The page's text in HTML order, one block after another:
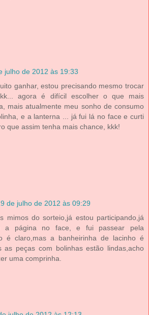
julho de 2012 às 19:33
ganhar, estou precisando mesmo trocar
agora é difícil escolher o que mais
mais atualmente meu sonho de consumo
e a lanterna ... já fui lá no face e curti
que assim tenha mais chance, kkk!
de julho de 2012 às 09:29
mimos do sorteio,já estou participando,já
a página no face, e fui passear pela
é claro,mas a banheirinha de lacinho é
as peças com bolinhas estão lindas,acho
uma comprinha.